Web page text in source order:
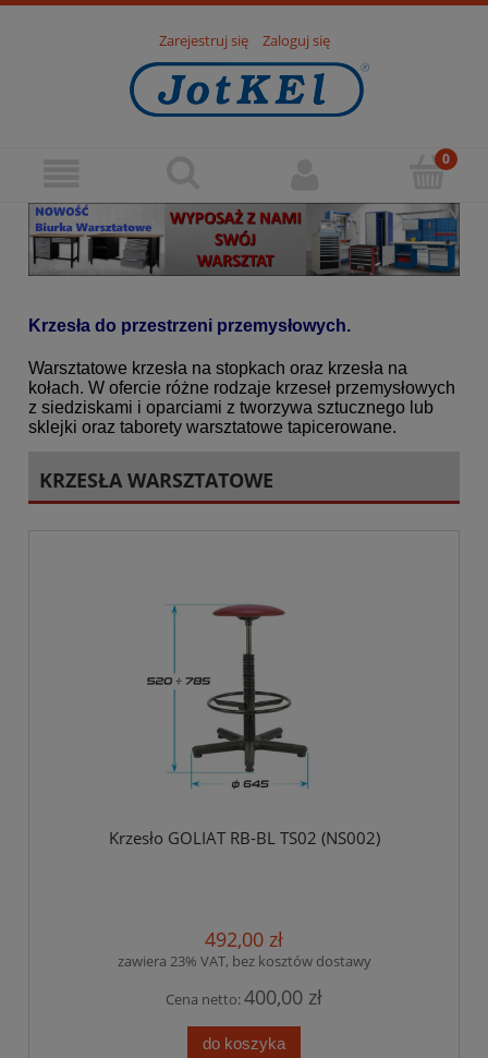
Zarejestruj się Zaloguj się
Krzesła do przestrzeni przemysłowych.
Warsztatowe krzesła na stopkach oraz krzesła na
kołach. W ofercie różne rodzaje krzeseł przemysłowych
z siedziskami i oparciami z tworzywa sztucznego lub
sklejki oraz taborety warsztatowe tapicerowane.
KRZESŁA WARSZTATOWE
Krzesło GOLIAT RB-BL TS02 (NS002)
492,00 zł
zawiera 23% VAT, bez kosztów dostawy
Cena netto:400,00 zł
do koszyka